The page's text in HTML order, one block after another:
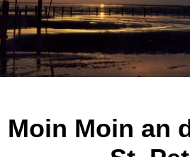
Moin Moin an